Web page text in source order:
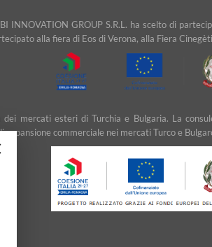
INNOVATION GROUP S.R.L. ha scelto di
alla fiera di Eos di Verona, alla Fiera
mercati esteri di Turchia e Bulgaria. La
commerciale nei mercati Turco e